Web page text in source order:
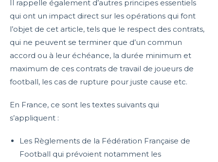
Il rappelle également d’autres principes essentiels
qui ont un impact direct sur les opérations qui font
l’objet de cet article, tels que le respect des contrats,
qui ne peuvent se terminer que d’un commun
accord ou à leur échéance, la durée minimum et
maximum de ces contrats de travail de joueurs de
football, les cas de rupture pour juste cause etc.
En France, ce sont les textes suivants qui
s’appliquent :
Les Règlements de la Fédération Française de
Football qui prévoient notamment les